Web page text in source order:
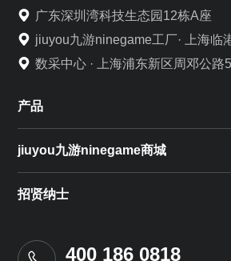
广东深圳湾科技生态园12栋A座
jiuyou九游ninegame工厂· 上海临
数采中心 · 上海浦东新区周邓公路
产品
jiuyou九游ninegame商城
招贤纳士
400 186 0818